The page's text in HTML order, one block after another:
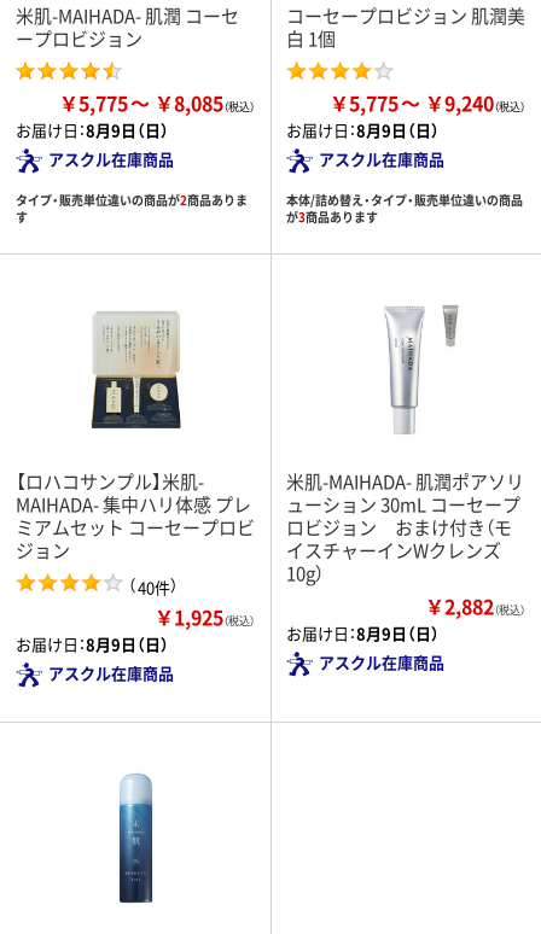
米肌-MAIHADA- 肌潤 コーセ
ープロビジョン
￥5,775 ￥8,085
お届け日：8月9日（日）
アスクル在庫商品
タイプ・販売単位違いの商品が2商品ありま
す
コーセープロビジョン 肌潤美
白 1個
￥5,775 ￥9,240
お届け日：8月9日（日）
アスクル在庫商品
本体/詰め替え・タイプ・販売単位違いの商品
が3商品あります
【ロハコサンプル】米肌-
MAIHADA- 集中ハリ体感 プレ
ミアムセット コーセープロビ
ジョン
（40件）
￥1,925（税込）
お届け日：8月9日（日）
アスクル在庫商品
米肌-MAIHADA- 肌潤ポアソリ
ューション 30mL コーセープ
ロビジョン おまけ付き（モ
イスチャーインWクレンズ
10g）
￥2,882（税込）
お届け日：8月9日（日）
アスクル在庫商品